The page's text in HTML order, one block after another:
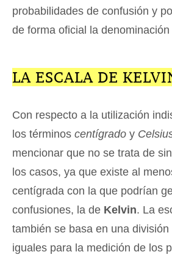
probabilidades de confusión y
de forma oficial la denominación
LA ESCALA DE
Con respecto a la utilización
los términos centígrado y
mencionar que no se trata de
los casos, ya que existe al
centígrada con la que podrían
confusiones, la de Kelvin. La
también se basa en una
iguales para la medición de los